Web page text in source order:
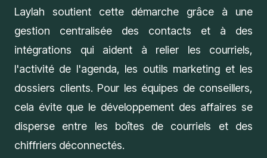
Laylah soutient cette démarche grâce à une
gestion centralisée des contacts et à des
intégrations qui aident à relier les courriels,
l'activité de l'agenda, les outils marketing et les
dossiers clients. Pour les équipes de conseillers,
cela évite que le développement des affaires se
disperse entre les boîtes de courriels et des
chiffriers déconnectés.